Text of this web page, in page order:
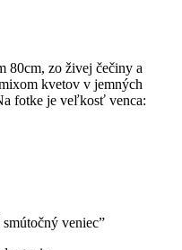
80cm, zo živej čečiny a
kvetov v jemných
fotke je veľkosť venca:
veniec”